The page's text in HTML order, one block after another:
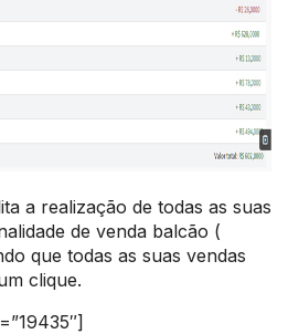
a realização de todas as suas
de venda balcão (
que todas as suas vendas
clique.